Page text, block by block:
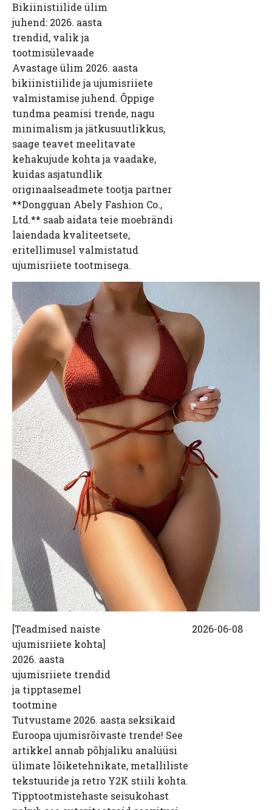
Bikiinistiilide ülim
juhend: 2026. aasta
trendid, valik ja
tootmisülevaade
Avastage ülim 2026. aasta
bikiinistiilide ja ujumisriiete
valmistamise juhend. Õppige
tundma peamisi trende, nagu
minimalism ja jätkusuutlikkus,
saage teavet meelitavate
kehakujude kohta ja vaadake,
kuidas asjatundlik
originaalseadmete tootja partner
**Dongguan Abely Fashion Co.,
Ltd.** saab aidata teie moebrändi
laiendada kvaliteetsete,
eritellimusel valmistatud
ujumisriiete tootmisega.
[Teadmised naiste
ujumisriiete kohta]
2026. aasta
ujumisriiete trendid
ja tipptasemel
tootmine
Tutvustame 2026. aasta seksikaid
Euroopa ujumisrõivaste trende! See
artikkel annab põhjaliku analüüsi
ülimate lõiketehnikate, metalliliste
tekstuuride ja retro Y2K stiili kohta.
Tipptootmistehaste seisukohast
2026-06-08